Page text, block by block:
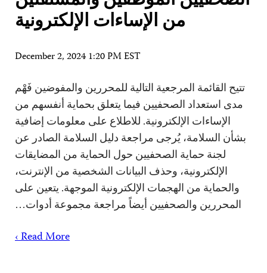
من الإساءات الإلكترونية
December 2, 2024 1:20 PM EST
تتيح القائمة المرجعية التالية للمحررين والمفوضين فَهْم
مدى استعداد الصحفيين فيما يتعلق بحماية أنفسهم من
الإساءات الإلكترونية. للاطلاع على معلومات إضافية
بشأن السلامة، يُرجى مراجعة دليل السلامة الصادر عن
لجنة حماية الصحفيين حول الحماية من المضايقات
الإلكترونية، وحذف البيانات الشخصية من الإنترنت،
والحماية من الهجمات الإلكترونية الموجهة. يتعين على
المحررين والصحفيين أيضاً مراجعة مجموعة أدوات…
Read More ›